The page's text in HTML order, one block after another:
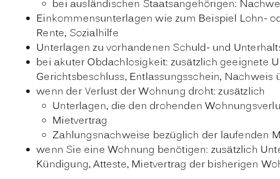
bei ausländischen Staatsangehörigen:
Einkommensunterlagen wie zum Beispiel Lohn-
Rente, Sozialhilfe
Unterlagen zu vorhandenen Schuld- und
bei akuter Obdachlosigkeit: zusätzlich geeignete
Gerichtsbeschluss, Entlassungsschein, Nachweis
wenn der Verlust der Wohnung droht: zusätzlich
Unterlagen, die den drohenden
Mietvertrag
Zahlungsnachweise bezüglich der laufenden
wenn Sie eine Wohnung benötigen: zusätzlich
Kündigung, Atteste, Mietvertrag der bisherigen